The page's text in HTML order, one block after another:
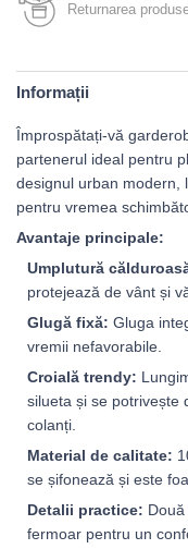
Returnarea
Informații
Împrospătați-vă
partenerul ideal pentru
designul urban modern,
pentru vremea
Avantaje principale:
Umplutură
protejează de vânt și
Glugă fixă: Gluga
vremii nefavorabile.
Croială trendy:
silueta și se potrivește
colanți.
Material de calitate:
se șifonează și este
Detalii practice:
fermoar pentru un